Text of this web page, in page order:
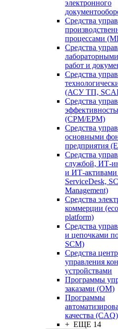
электронного
Средства
процессами
Средства
работ и
Средства
(АСУ ТП,
Средства
(CPM/EPM)
Средства
основными
предприятия
Средства
службой, ИТ-
и ИТ-
ServiceDesk,
Management)
Средства
коммерции
platform)
Средства
и цепочками
SCM)
Средства
управления
устройствами
Программы
заказами (OM)
Программы
качества (CAQ)
+ ЕЩЕ 14